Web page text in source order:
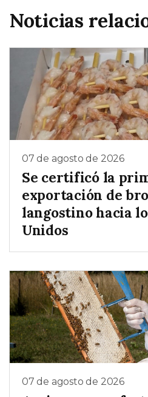
Noticias
07 de agosto de 2026
Se certificó la
exportación de
langostino hacia
Unidos
07 de agosto de 2026